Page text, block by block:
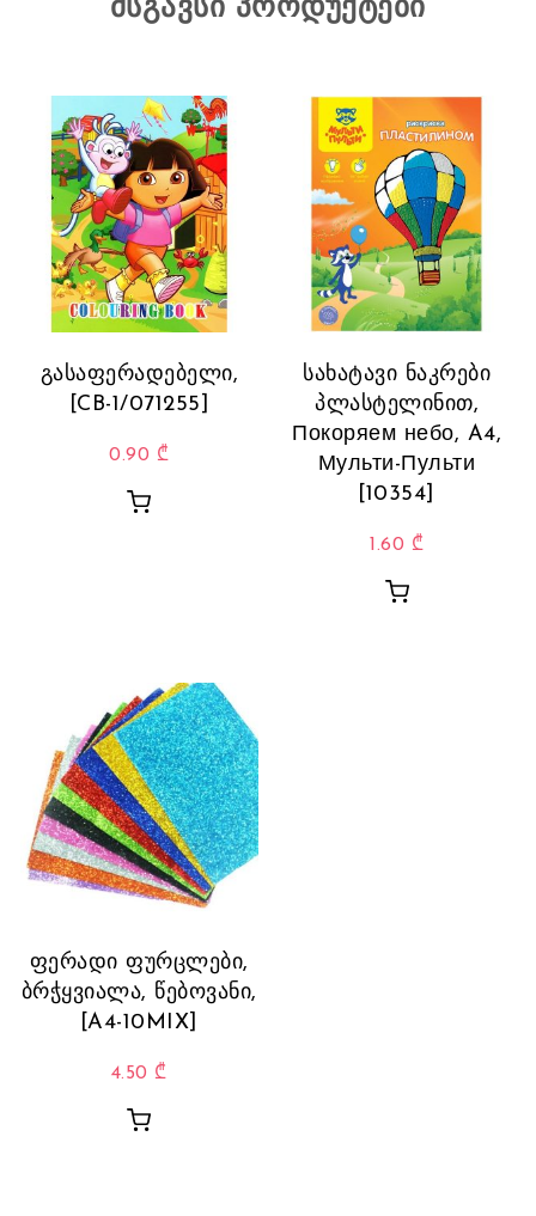
მსგავსი პროდუქტები
გასაფერადებელი,
[CB-1/071255]
0.90 ₾
სახატავი ნაკრები
პლასტელინით,
Покоряем небо, A4,
Мульти-Пульти
[10354]
1.60 ₾
ფერადი ფურცლები,
ბრჭყვიალა, წებოვანი,
[A4-10MIX]
4.50 ₾